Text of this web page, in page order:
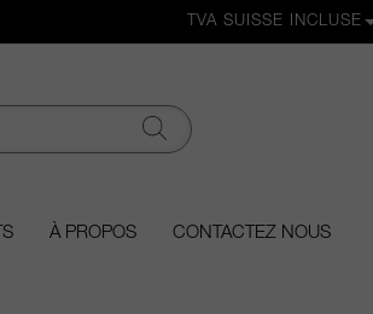
À PROPOS CONTACTEZ NOUS